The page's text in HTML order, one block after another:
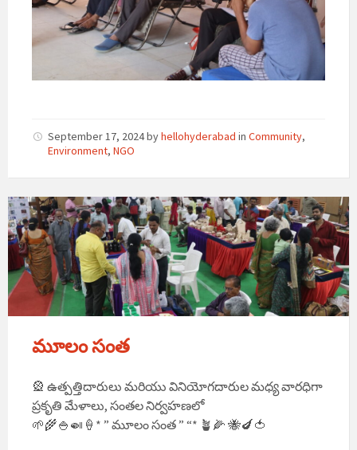
September 17, 2024byhellohyderabad in Community,
Environment, NGO
మూలం సంత
🎡 ఉత్పత్తిదారులు మరియు వినియోగదారుల మధ్య వారధిగా
ప్రకృతి మేళాలు, సంతల నిర్వహణలో
🌱🌾🍚🍛🍦* ” మూలం సంత ” “* 🪴🌽 🐝🍆🍅